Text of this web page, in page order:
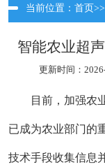
当前位置： 首页>>
智能农业超
更新时间：
目前 ，加强农
已成为农业部门的
技术手段收集信息